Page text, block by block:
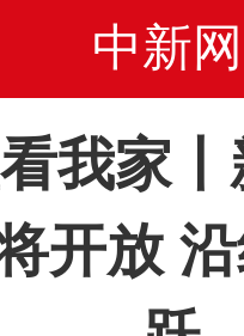
中新网
我家
开放